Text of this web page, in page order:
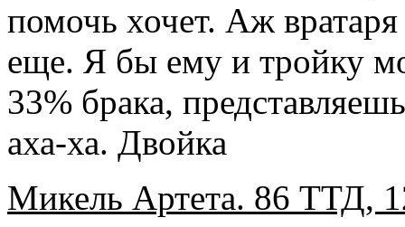
помочь хочет. Аж вратаря
еще. Я бы ему и тройку
33% брака,
аха-ха. Двойка
Микель Артета. 86 ТТД,